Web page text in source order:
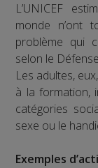
L’UNICEF
monde n’ont
problème qui
selon le
Les adultes,
à la formation,
catégories
sexe ou le
Exemples